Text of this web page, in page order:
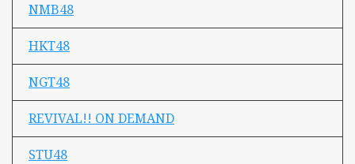
NMB48
HKT48
NGT48
REVIVAL!! ON DEMAND
STU48